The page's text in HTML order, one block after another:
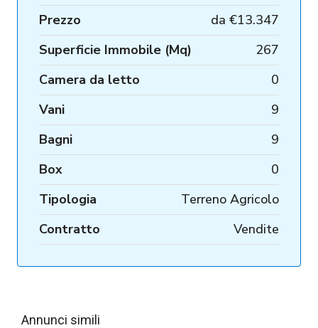
Prezzo da €13.347
Superficie Immobile (Mq)
267
Camera da letto
0
Vani
9
Bagni
9
Box
0
Tipologia
Terreno Agricolo
Contratto
Vendite
Annunci simili